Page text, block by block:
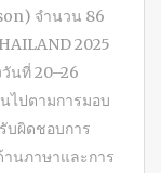
จำนวน 86
2025
วันที่ 20–26
ไปตามการมอบ
บผิดชอบการ
นภาษาและการ